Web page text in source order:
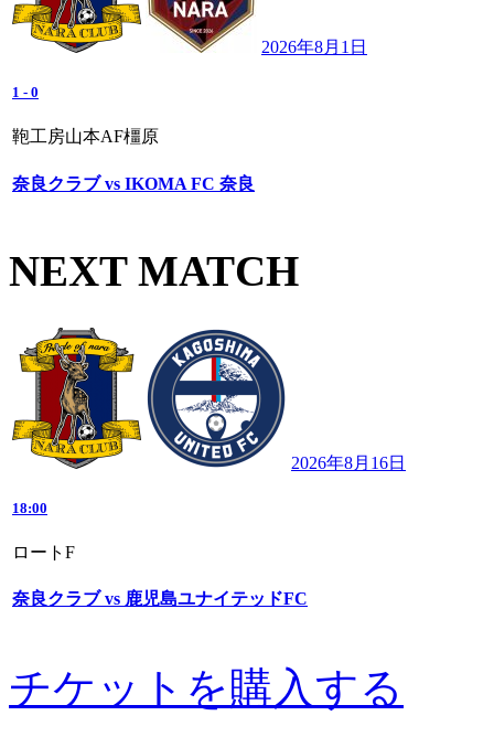
2026年8月1日
1 - 0
鞄工房山本AF橿原
奈良クラブ vs IKOMA FC 奈良
NEXT MATCH
2026年8月16日
18:00
ロートF
奈良クラブ vs 鹿児島ユナイテッドFC
チケットを購入する